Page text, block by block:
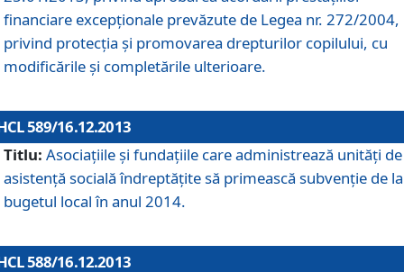
financiare excepţionale prevăzute de Legea nr. 272/2004,
privind protecţia şi promovarea drepturilor copilului, cu
modificările şi completările ulterioare.
589/16.12.2013
Titlu: Asociaţiile şi fundaţiile care administrează unităţi de
asistenţă socială îndreptăţite să primească subvenţie de la
bugetul local în anul 2014.
588/16.12.2013